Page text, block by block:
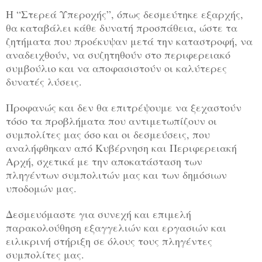
Η “Στερεά Υπεροχής”, όπως δεσμεύτηκε εξαρχής,
θα καταβάλει κάθε δυνατή προσπάθεια, ώστε τα
ζητήματα που προέκυψαν μετά την καταστροφή, να
αναδειχθούν, να συζητηθούν στο περιφερειακό
συμβούλιο και να αποφασιστούν οι καλύτερες
δυνατές λύσεις.
Προφανώς και δεν θα επιτρέψουμε να ξεχαστούν
τόσο τα προβλήματα που αντιμετωπίζουν οι
συμπολίτες μας όσο και οι δεσμεύσεις, που
αναλήφθηκαν από Κυβέρνηση και Περιφερειακή
Αρχή, σχετικά με την αποκατάσταση των
πληγέντων συμπολιτών μας και των δημόσιων
υποδομών μας.
Δεσμευόμαστε για συνεχή και επιμελή
παρακολούθηση εξαγγελιών και εργασιών και
ειλικρινή στήριξη σε όλους τους πληγέντες
συμπολίτες μας.